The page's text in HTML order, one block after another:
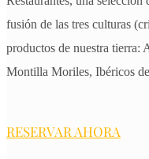
fusión de las tres culturas
productos de nuestra tierra:
Montilla Moriles, Ibéricos
RESERVAR AHORA